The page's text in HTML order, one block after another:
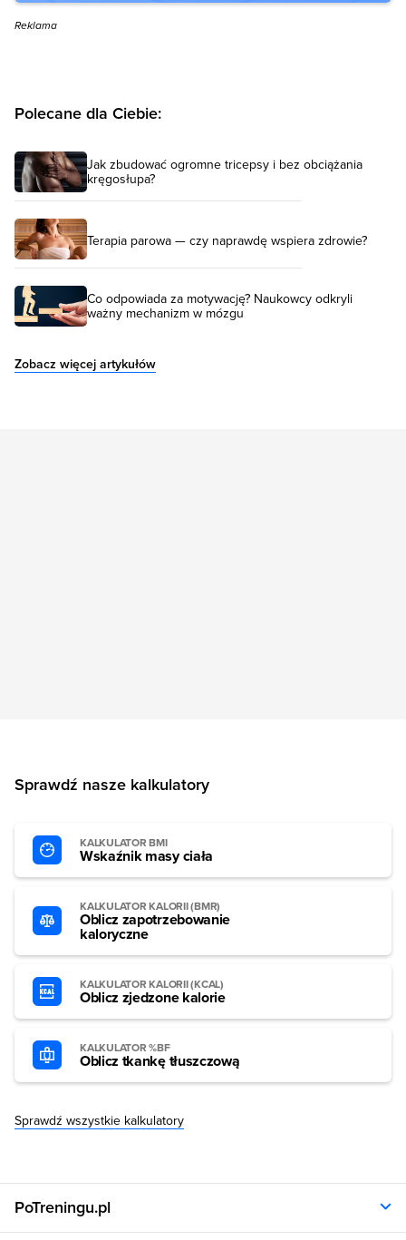
Reklama
Polecane dla Ciebie:
Jak zbudować ogromne tricepsy i bez obciążania
kręgosłupa?
Terapia parowa — czy naprawdę wspiera zdrowie?
Co odpowiada za motywację? Naukowcy odkryli
ważny mechanizm w mózgu
Zobacz więcej artykułów
Sprawdź nasze kalkulatory
KALKULATOR BMI
Wskaźnik masy ciała
KALKULATOR KALORII (BMR)
Oblicz zapotrzebowanie
kaloryczne
KALKULATOR KALORII (KCAL)
Oblicz zjedzone kalorie
KALKULATOR %BF
Oblicz tkankę tłuszczową
Sprawdź wszystkie kalkulatory
PoTreningu.pl